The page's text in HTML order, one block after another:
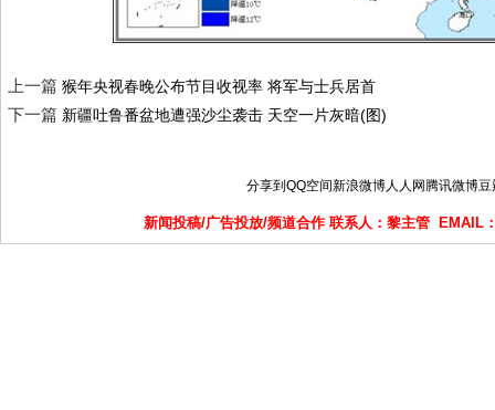
上一篇 猴年央视春晚公布节目收视率 将军与士兵居首
下一篇 新疆吐鲁番盆地遭强沙尘袭击 天空一片灰暗(图)
分享到 QQ空间新浪微博人人网 腾讯微博豆
新闻投稿/广告投放/频道合作 联系人：黎主管 EMAIL